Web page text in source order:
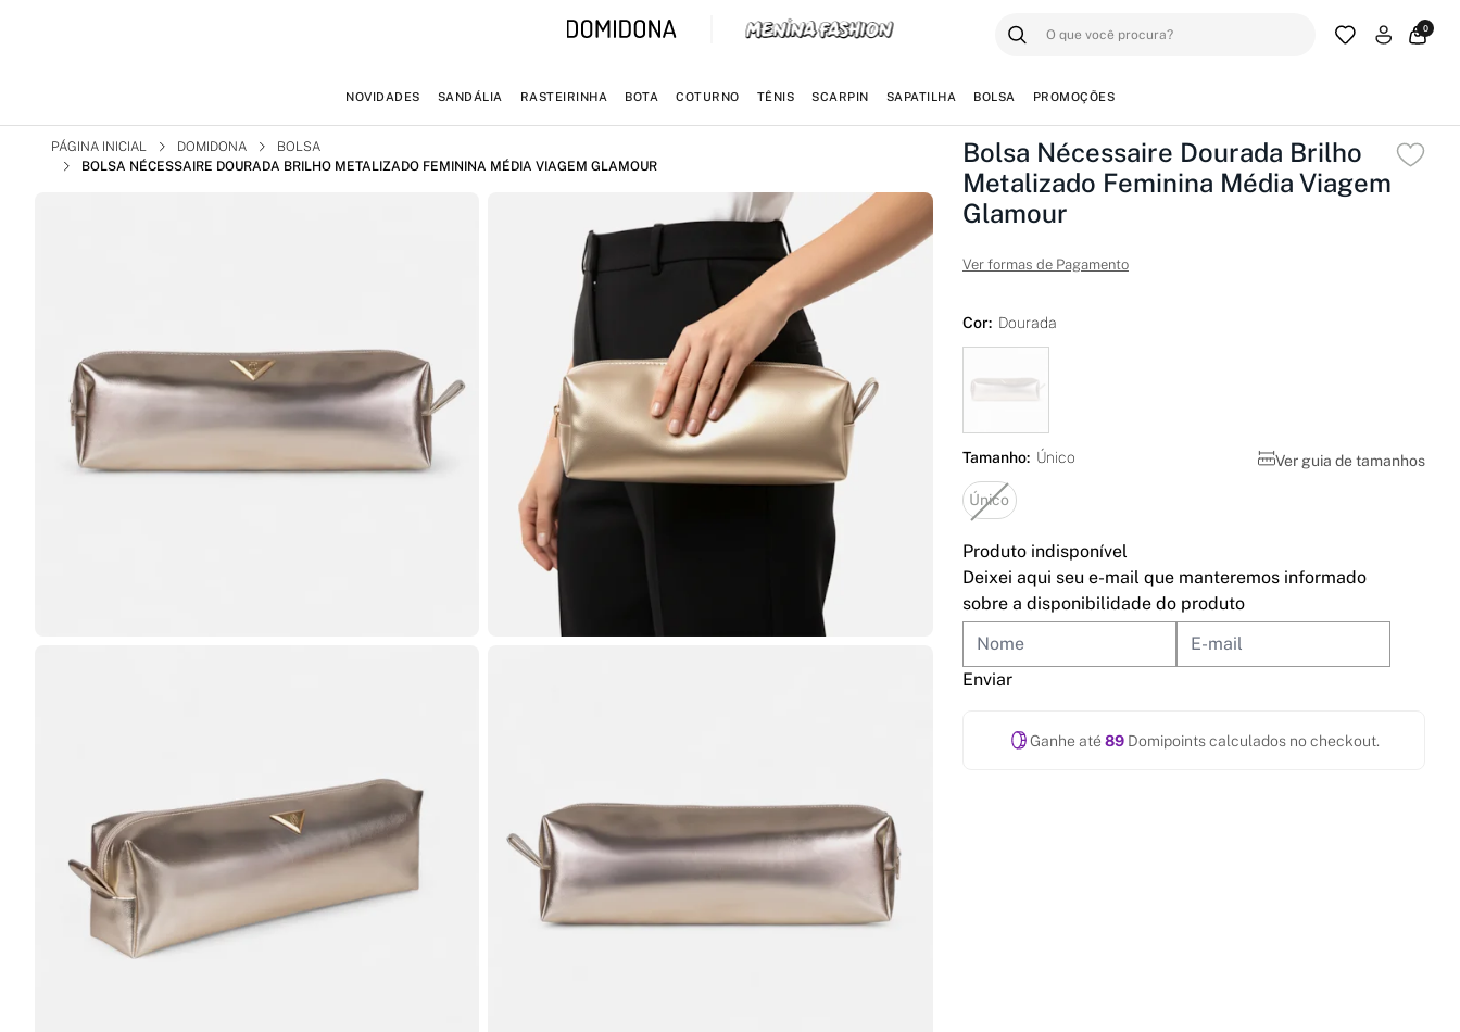
0
NOVIDADES SANDÁLIA RASTEIRINHA BOTA COTURNO TÊNIS SCARPIN SAPATILHA BOLSA PROMOÇÕES
PÁGINA INICIAL DOMIDONA
BOLSA
BOLSA NÉCESSAIRE DOURADA BRILHO METALIZADO FEMININA MÉDIA VIAGEM GLAMOUR
Bolsa Nécessaire Dourada Brilho
Metalizado Feminina Média Viagem
Glamour
Ver formas de Pagamento
Cor: Dourada
Ver guia de tamanhos
Tamanho: Único
Único
Produto indisponível
Deixei aqui seu e-mail que manteremos informado
sobre a disponibilidade do produto
Enviar
Ganhe até 89Domipoints calculados no checkout.